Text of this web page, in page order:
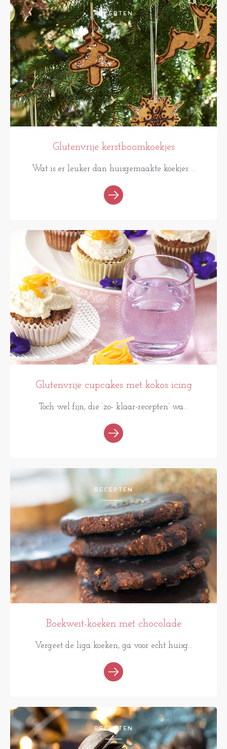
RECEPTEN
Glutenvrije kerstboomkoekjes
Wat is er leuker dan huisgemaakte koekjes ...
RECEPTEN
Glutenvrije cupcakes met kokos icing
Toch wel fijn, die ‘zo- klaar-recepten’ wa...
RECEPTEN
Boekweit-koeken met chocolade
Vergeet de liga koeken, ga voor echt huisg...
RECEPTEN